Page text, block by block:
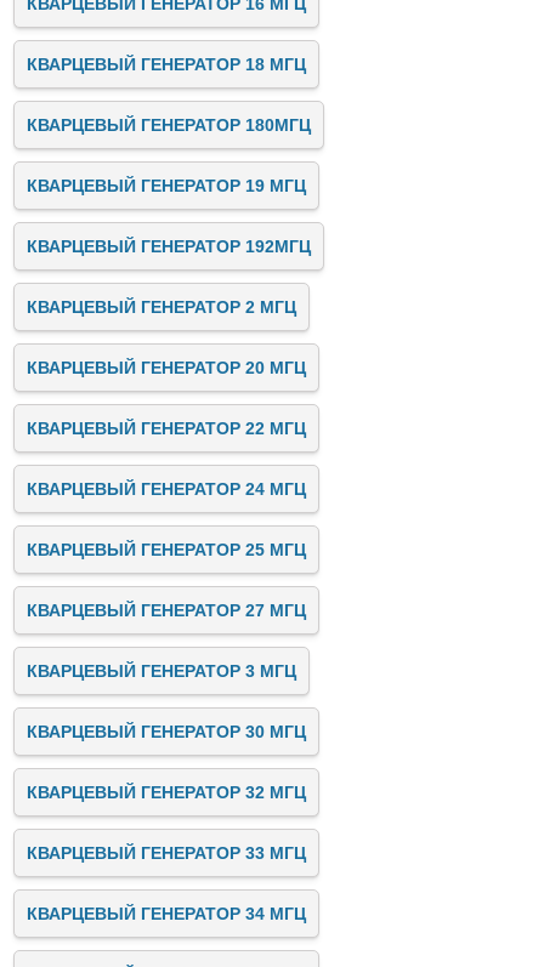
КВАРЦЕВЫЙ ГЕНЕРАТОР 18 МГЦ
КВАРЦЕВЫЙ ГЕНЕРАТОР 180МГЦ
КВАРЦЕВЫЙ ГЕНЕРАТОР 19 МГЦ
КВАРЦЕВЫЙ ГЕНЕРАТОР 192МГЦ
КВАРЦЕВЫЙ ГЕНЕРАТОР 2 МГЦ
КВАРЦЕВЫЙ ГЕНЕРАТОР 20 МГЦ
КВАРЦЕВЫЙ ГЕНЕРАТОР 22 МГЦ
КВАРЦЕВЫЙ ГЕНЕРАТОР 24 МГЦ
КВАРЦЕВЫЙ ГЕНЕРАТОР 25 МГЦ
КВАРЦЕВЫЙ ГЕНЕРАТОР 27 МГЦ
КВАРЦЕВЫЙ ГЕНЕРАТОР 3 МГЦ
КВАРЦЕВЫЙ ГЕНЕРАТОР 30 МГЦ
КВАРЦЕВЫЙ ГЕНЕРАТОР 32 МГЦ
КВАРЦЕВЫЙ ГЕНЕРАТОР 33 МГЦ
КВАРЦЕВЫЙ ГЕНЕРАТОР 34 МГЦ